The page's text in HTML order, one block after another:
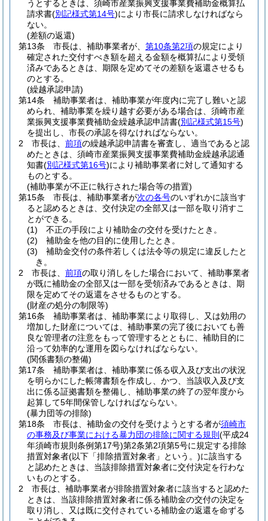
うとするときは、須崎市産業振興支援事業費補助金概算払
請求書(別記様式第14号)により市長に請求しなければなら
ない。
(差額の返還)
第13条
市長は、補助事業者が、 第10条第2項の規定により
確定された交付すべき額を超える金額を概算払により受領
済みであるときは、期限を定めてその差額を返還させるも
のとする。
(繰越承認申請)
第14条
補助事業者は、補助事業が年度内に完了し難いと認
められ、補助事業を繰り越す必要がある場合は、須崎市産
業振興支援事業費補助金繰越承認申請書(別記様式第15号)
を提出し、市長の承認を得なければならない。
2
市長は、 前項の繰越承認申請書を審査し、適当であると認
めたときは、須崎市産業振興支援事業費補助金繰越承認通
知書(別記様式第16号)により補助事業者に対して通知する
ものとする。
(補助事業が不正に執行された場合等の措置)
第15条
市長は、補助事業者が次の各号のいずれかに該当す
ると認めるときは、交付決定の全部又は一部を取り消すこ
とができる。
(1)
不正の手段により補助金の交付を受けたとき。
(2)
補助金を他の目的に使用したとき。
(3)
補助金交付の条件若しくは法令等の規定に違反したと
き。
2
市長は、 前項の取り消しをした場合において、補助事業者
が既に補助金の全部又は一部を受領済みであるときは、期
限を定めてその返還をさせるものとする。
(財産の処分の制限等)
第16条
補助事業者は、補助事業により取得し、又は効用の
増加した財産については、補助事業の完了後においても善
良な管理者の注意をもって管理するとともに、補助目的に
沿って効率的な運用を図らなければならない。
(関係書類の整備)
第17条
補助事業者は、補助事業に係る収入及び支出の状況
を明らかにした帳簿書類を作成し、かつ、当該収入及び支
出に係る証拠書類を整備し、補助事業の終了の翌年度から
起算して5年間保管しなければならない。
(暴力団等の排除)
第18条
市長は、補助金の交付を受けようとする者が須崎市
の事務及び事業における暴力団の排除に関する規則 (平成24
年須崎市規則条例第17号)第2条第2項第5号に規定する排除
措置対象者(以下「排除措置対象者」という。)に該当する
と認めたときは、当該排除措置対象者に交付決定を行わな
いものとする。
2
市長は、補助事業者が排除措置対象者に該当すると認めた
ときは、当該排除措置対象者に係る補助金の交付の決定を
取り消し、又は既に交付されている補助金の返還を命ずる